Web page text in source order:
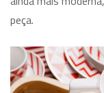
peça.